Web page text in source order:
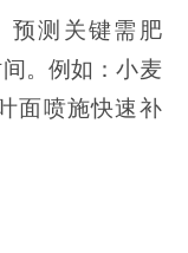
预测关键需肥
。例如：小麦
面喷施快速补